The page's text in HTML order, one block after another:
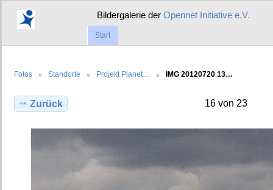
Bildergalerie derOpennet Initiative e.V.
Start
Fotos Standorte Projekt Planet… IMG 20120720 13…
Zurück 16 von 23